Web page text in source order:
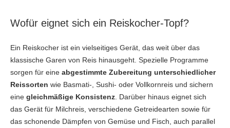
Wofür eignet sich ein Reiskocher-Topf?
Ein Reiskocher ist ein vielseitiges Gerät, das weit über das
klassische Garen von Reis hinausgeht. Spezielle Programme
sorgen für eine abgestimmte Zubereitung unterschiedlicher
Reissorten wie Basmati-, Sushi- oder Vollkornreis und sichern
eine gleichmäßige Konsistenz . Darüber hinaus eignet sich
das Gerät für Milchreis, verschiedene Getreidearten sowie für
das schonende Dämpfen von Gemüse und Fisch, auch parallel